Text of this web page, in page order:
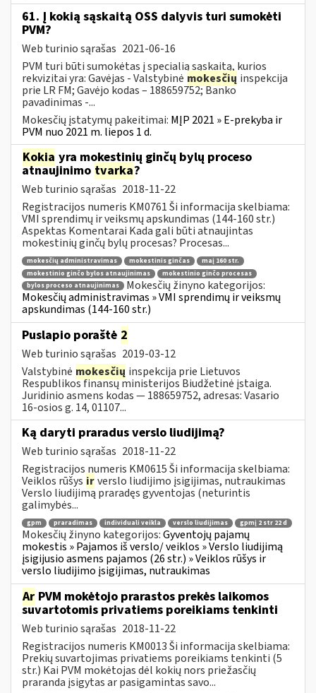
61. Į kokią sąskaitą OSS dalyvis turi sumokėti
PVM?
Web turinio sąrašas 2021-06-16
PVM turi būti sumokėtas į specialią sąskaitą, kurios
rekvizitai yra: Gavėjas - Valstybinė mokesčių inspekcija
prie LR FM; Gavėjo kodas – 188659752; Banko
pavadinimas -...
Mokesčių įstatymų pakeitimai: MĮP 2021 » E-prekyba ir
PVM nuo 2021 m. liepos 1 d.
Kokia yra mokestinių ginčų bylų proceso
atnaujinimo tvarka?
Web turinio sąrašas 2018-11-22
Registracijos numeris KM0761 Ši informacija skelbiama:
VMI sprendimų ir veiksmų apskundimas (144-160 str.)
Aspektas Komentarai Kada gali būti atnaujintas
mokestinių ginčų bylų procesas? Procesas...
mokesčių administravimas mokestinis ginčas
maį 160 str.
mokestinio ginčo bylos atnaujinimas
mokestinio ginčo procesas
bylos proceso atnaujinimas
Mokesčių žinyno kategorijos:
Mokesčių administravimas » VMI sprendimų ir veiksmų
apskundimas (144-160 str.)
Puslapio poraštė 2
Web turinio sąrašas 2019-03-12
Valstybinė mokesčių inspekcija prie Lietuvos
Respublikos finansų ministerijos Biudžetinė įstaiga.
Juridinio asmens kodas — 188659752, adresas: Vasario
16-osios g. 14, 01107...
Ką daryti praradus verslo liudijimą?
Web turinio sąrašas 2018-11-22
Registracijos numeris KM0615 Ši informacija skelbiama:
Veiklos rūšys irverslo liudijimo įsigijimas, nutraukimas
Verslo liudijimą praradęs gyventojas (neturintis
galimybės...
gpm praradimas individuali veikla verslo liudijimas gpmį 2 str 22 d
Mokesčių žinyno kategorijos:Gyventojų pajamų
mokestis » Pajamos iš verslo/ veiklos » Verslo liudijimą
įsigijusio asmens pajamos (26 str.) » Veiklos rūšys ir
verslo liudijimo įsigijimas, nutraukimas
Ar PVM mokėtojo prarastos prekės laikomos
suvartotomis privatiems poreikiams tenkinti
Web turinio sąrašas 2018-11-22
Registracijos numeris KM0013 Ši informacija skelbiama:
Prekių suvartojimas privatiems poreikiams tenkinti (5
str.) Kai PVM mokėtojas dėl kokių nors priežasčių
praranda įsigytas ar pasigamintas savo...